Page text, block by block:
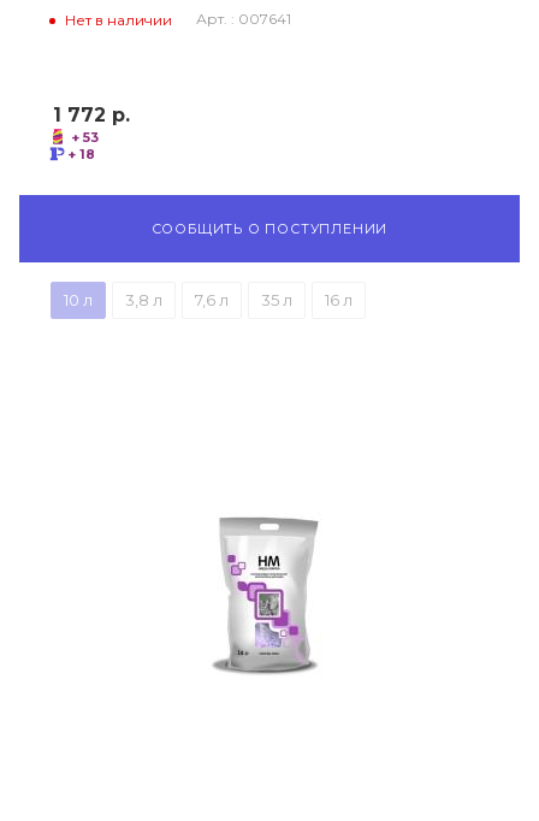
Нет в наличии Арт. : 007641
1 772 р.
+ 53
+ 18
СООБЩИТЬ О ПОСТУПЛЕНИИ
10 л 3,8 л 7,6 л 35 л 16 л